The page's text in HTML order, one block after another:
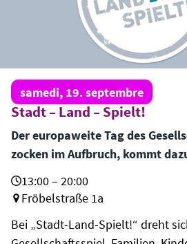
samedi, 19. septembre
Stadt – Land – Spielt!
Der europaweite Tag des
zocken im Aufbruch, kommt
13:00 – 20:00
Fröbelstraße 1a
Bei „Stadt-Land-Spielt!“ dreht